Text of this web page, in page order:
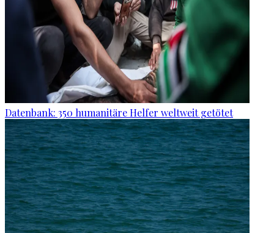
Datenbank: 350 humanitäre Helfer weltweit getötet